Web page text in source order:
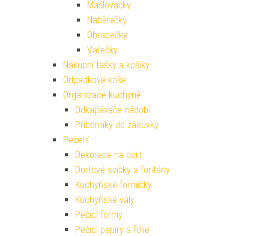
Mašlovačky
Naběračky
Obracečky
Vařečky
Nákupní tašky a košíky
Odpadkové koše
Organizace kuchyně
Odkapávače nádobí
Příborníky do zásuvky
Pečení
Dekorace na dort
Dortové svíčky a fontány
Kuchyňské formičky
Kuchyňské vály
Pečicí formy
Pečicí papíry a fólie